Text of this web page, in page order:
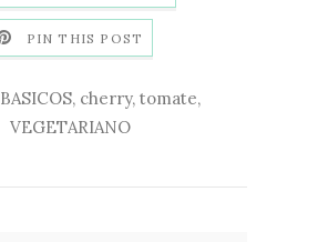
PIN THIS POST
BASICOS, cherry, tomate,
VEGETARIANO